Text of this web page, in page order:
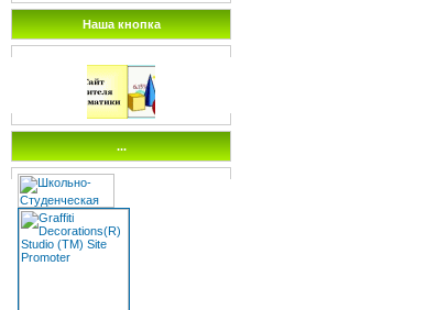
Наша кнопка
...